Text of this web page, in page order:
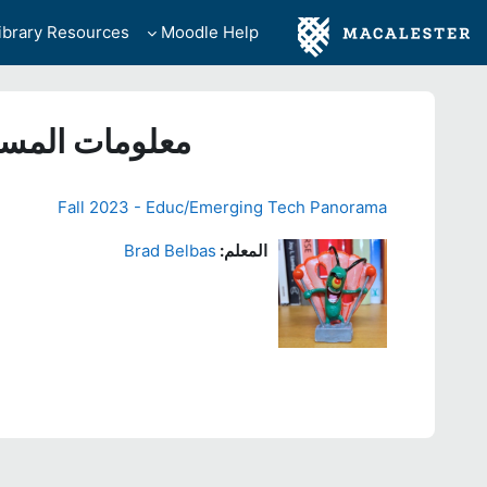
Moodle Help
Resources
معلومات
Fall 2023 - Educ/Emerging Tech Panorama
المعلم: Brad Belbas